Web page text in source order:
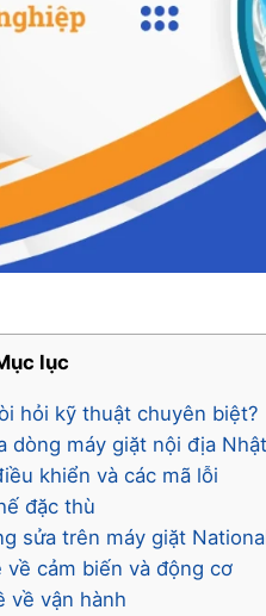
lục
hỏi kỹ thuật chuyên biệt?
dòng máy giặt nội địa Nhật
khiển và các mã lỗi
đặc thù
sửa trên máy giặt
về cảm biến và động cơ
về vận hành